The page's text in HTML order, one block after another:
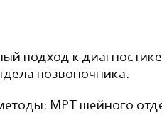
подход к
позвоночника.
МРТ шейного